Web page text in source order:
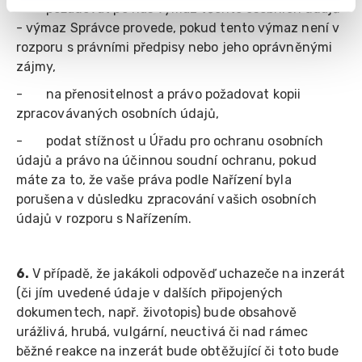
- požadovat po nás výmaz těchto osobních údajů
- výmaz Správce provede, pokud tento výmaz není v
rozporu s právními předpisy nebo jeho oprávněnými
zájmy,
- na přenositelnost a právo požadovat kopii
zpracovávaných osobních údajů,
- podat stížnost u Úřadu pro ochranu osobních
údajů a právo na účinnou soudní ochranu, pokud
máte za to, že vaše práva podle Nařízení byla
porušena v důsledku zpracování vašich osobních
údajů v rozporu s Nařízením.
6. V případě, že jakákoli odpověď uchazeče na inzerát
(či jím uvedené údaje v dalších připojených
dokumentech, např. životopis) bude obsahově
urážlivá, hrubá, vulgární, neuctivá či nad rámec
běžné reakce na inzerát bude obtěžující či toto bude